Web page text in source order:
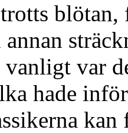
blötan,
annan
vanligt var
hade